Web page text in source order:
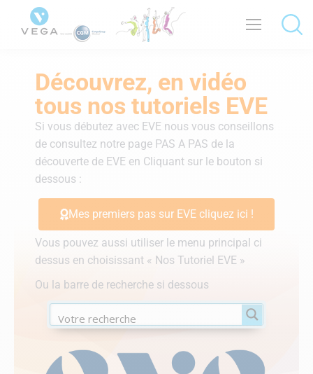
Découvrez, en vidéo
tous nos tutoriels EVE
Si vous débutez avec EVE nous vous conseillons
de consultez notre page PAS A PAS de la
découverte de EVE en Cliquant sur le bouton si
dessous :
Mes premiers pas sur EVE cliquez ici !
Vous pouvez aussi utiliser le menu principal ci
dessus en choisissant « Nos Tutoriel EVE »
Ou la barre de recherche si dessous